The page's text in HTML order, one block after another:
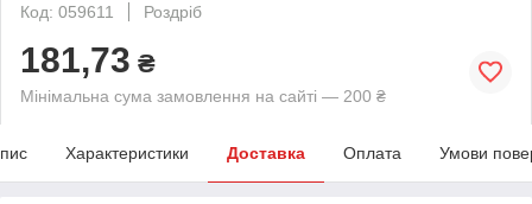
Код: 059611
Роздріб
181,73 ₴
Мінімальна сума замовлення на сайті — 200 ₴
Характеристики Доставка Оплата Умови